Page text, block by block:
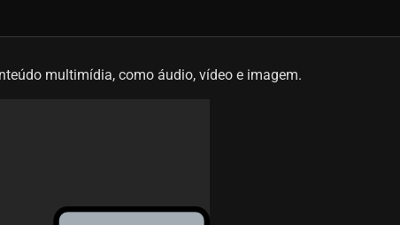
multimídia, como áudio, vídeo e imagem.